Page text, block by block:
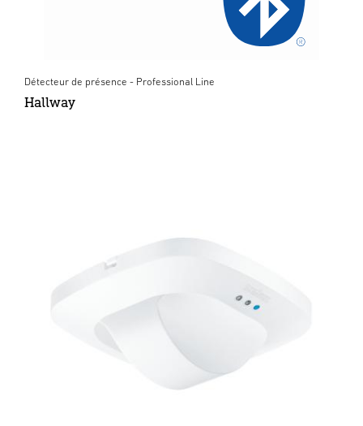
Détecteur de présence - Professional Line
Hallway